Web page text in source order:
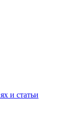
и статьи